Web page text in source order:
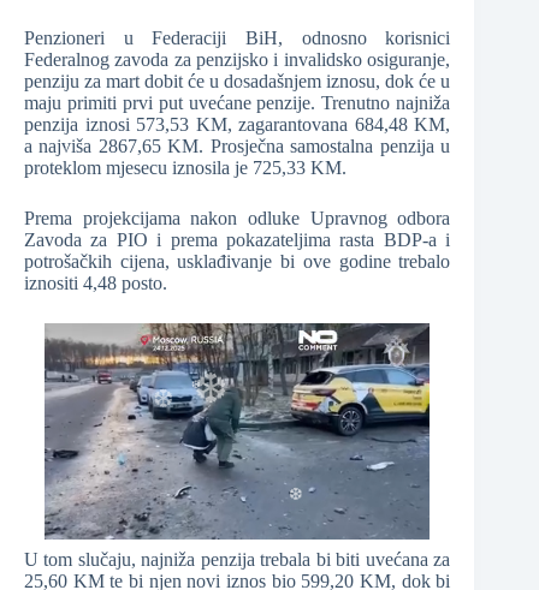
Penzioneri u Federaciji BiH, odnosno korisnici
Federalnog zavoda za penzijsko i invalidsko osiguranje,
penziju za mart dobit će u dosadašnjem iznosu, dok će u
maju primiti prvi put uvećane penzije. Trenutno najniža
penzija iznosi 573,53 KM, zagarantovana 684,48 KM,
a najviša 2867,65 KM. Prosječna samostalna penzija u
proteklom mjesecu iznosila je 725,33 KM.
Prema projekcijama nakon odluke Upravnog odbora
Zavoda za PIO i prema pokazateljima rasta BDP-a i
potrošačkih cijena, usklađivanje bi ove godine trebalo
iznositi 4,48 posto.
U tom slučaju, najniža penzija trebala bi biti uvećana za
25,60 KM te bi njen novi iznos bio 599,20 KM, dok bi
❆
❆ ❆
❆
❆
❆
❆